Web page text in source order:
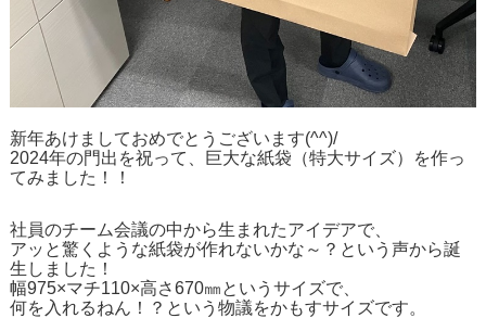
新年あけましておめでとうございます(^^)/
2024年の門出を祝って、巨大な紙袋（特大サイズ）を作っ
てみました！！
社員のチーム会議の中から生まれたアイデアで、
アッと驚くような紙袋が作れないかな～？という声から誕
生しました！
幅975×マチ110×高さ670㎜というサイズで、
何を入れるねん！？という物議をかもすサイズです。